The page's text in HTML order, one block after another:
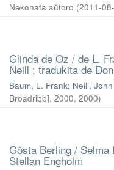
Nekonata aŭtoro (2011-
Glinda de Oz / de L.
Neill ; tradukita de
Baum, L. Frank; Neill,
Broadribb], 2000, 2000)
Gösta Berling /
Stellan Engholm